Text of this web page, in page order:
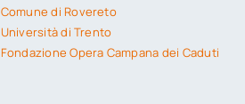
Comune di Rovereto
Università di Trento
Fondazione Opera Campana dei Caduti